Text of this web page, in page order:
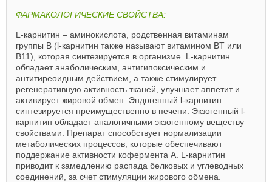
ФАРМАКОЛОГИЧЕСКИЕ СВОЙСТВА:
L-карнитин – аминокислота, родственная витаминам
группы В (l-карнитин также называют витамином BT или
B11), которая синтезируется в организме. L-карнитин
обладает анаболическим, антигипоксическим и
антитиреоидным действием, а также стимулирует
регенеративную активность тканей, улучшает аппетит и
активирует жировой обмен. Эндогенный l-карнитин
синтезируется преимущественно в печени. Экзогенный l-
карнитин обладает аналогичными экзогенному веществу
свойствами. Препарат способствует нормализации
метаболических процессов, которые обеспечивают
поддержание активности кофермента А. L-карнитин
приводит к замедлению распада белковых и углеводных
соединений, за счет стимуляции жирового обмена.